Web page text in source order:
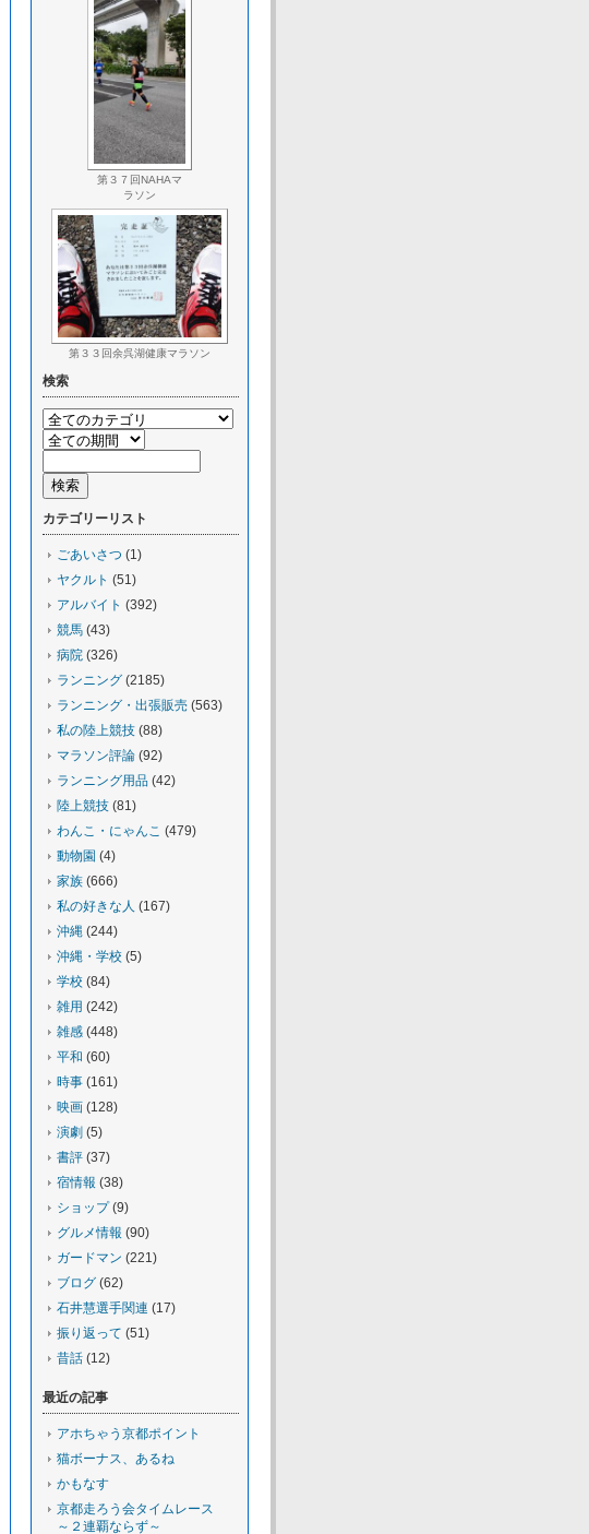
第３７回NAHAマ
ラソン
第３３回余呉湖健康マラソン
検索
カテゴリーリスト
ごあいさつ (1)
ヤクルト (51)
アルバイト (392)
競馬 (43)
病院 (326)
ランニング (2185)
ランニング・出張販売 (563)
私の陸上競技 (88)
マラソン評論 (92)
ランニング用品 (42)
陸上競技 (81)
わんこ・にゃんこ (479)
動物園 (4)
家族 (666)
私の好きな人 (167)
沖縄 (244)
沖縄・学校 (5)
学校 (84)
雑用 (242)
雑感 (448)
平和 (60)
時事 (161)
映画 (128)
演劇 (5)
書評 (37)
宿情報 (38)
ショップ(9)
グルメ情報 (90)
ガードマン (221)
ブログ (62)
石井慧選手関連 (17)
振り返って (51)
昔話 (12)
最近の記事
アホちゃう京都ポイント
猫ボーナス、あるね
かもなす
京都走ろう会タイムレース
～２連覇ならず～